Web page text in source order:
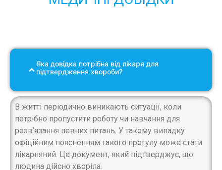
Яка довідка потрібна від лікаря для
підтвердження хвороби?
В житті періодично виникають ситуації, коли
потрібно пропустити роботу чи навчання для
розв’язання певних питань. У такому випадку
офіційним поясненням такого прогулу може стати
лікарняний. Це документ, який підтверджує, що
людина дійсно хворіла.